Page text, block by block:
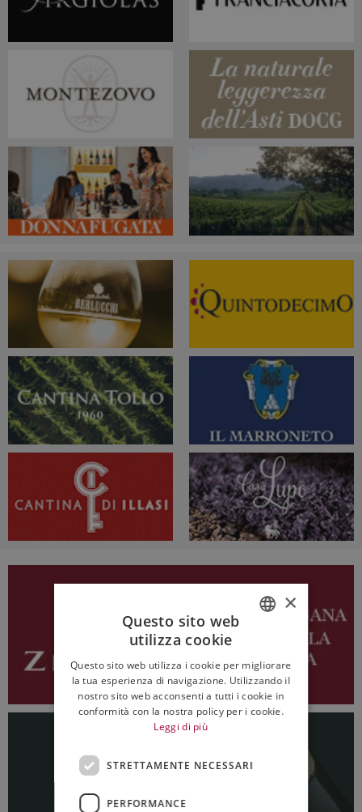
ENGLISH
×
Questo sito web
utilizza cookie
Questo sito web utilizza i cookie per migliorare
la tua esperienza di navigazione. Utilizzando il
nostro sito web acconsenti a tutti i cookie in
conformità con la nostra policy per i cookie.
Leggi di più
STRETTAMENTE NECESSARI
PERFORMANCE